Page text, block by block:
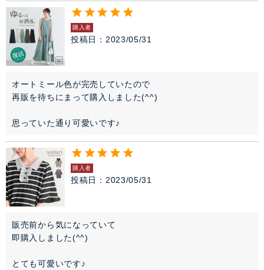
購入者
投稿日 2023/05/31
オートミール色が完売していたので
再販を待ちにまって購入しました(^^)
思っていた通り可愛いです♪
購入者
投稿日 2023/05/31
販売前から気になっていて
即購入しました(^^)
とても可愛いです♪